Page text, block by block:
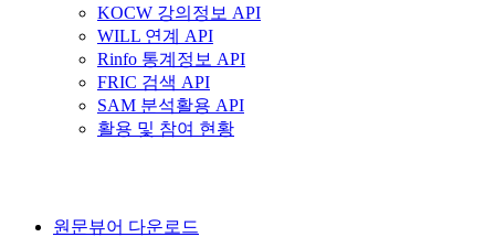
KOCW 강의정보 API
WILL 연계 API
Rinfo 통계정보 API
FRIC 검색 API
SAM 분석활용 API
활용 및 참여 현황
원문뷰어 다운로드